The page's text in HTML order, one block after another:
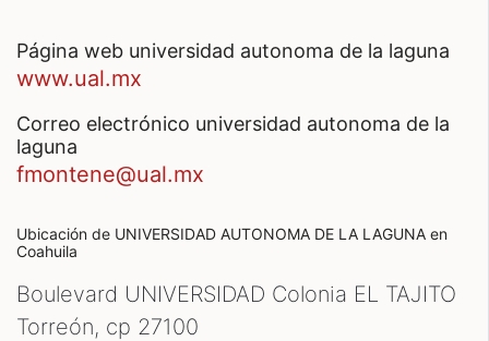
página web universidad autonoma de la laguna
www.ual.mx
correo electrónico universidad autonoma de la
laguna
fmontene@ual.mx
Ubicación de UNIVERSIDAD AUTONOMA DE LA LAGUNA en
Coahuila
Boulevard UNIVERSIDAD Colonia EL TAJITO
Torreón, cp 27100